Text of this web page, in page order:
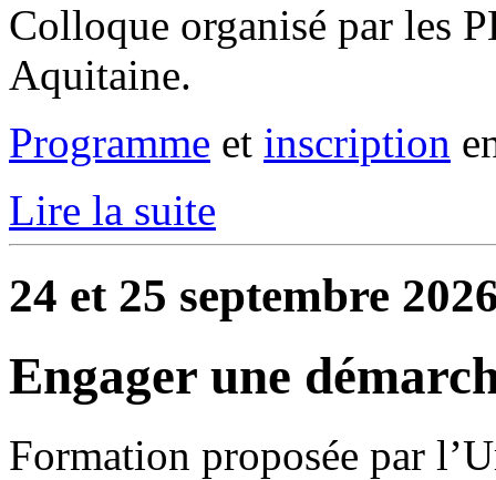
Colloque organisé par les
Aquitaine.
Programme et inscription
Lire la suite
24 et 25 septembre
Engager une
Formation proposée par